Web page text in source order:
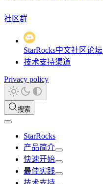
社区群
StarRocks中文社区论坛
技术支持渠道
Privacy policy
搜索
StarRocks
产品简介
快速开始
最佳实践